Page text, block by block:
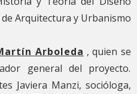
Arquitectura y Urbanismo
Arboleda , quien se
general del proyecto.
Javiera Manzi, socióloga,